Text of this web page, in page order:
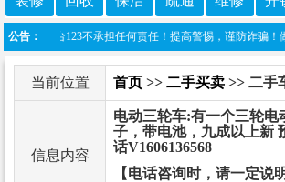
公告：
布，邢台123不承担任何责任！提高警惕，谨防诈骗！
当前位置 首页 >> 二手买卖 >> 二手
信息内容
电动三轮车:有一个三轮电
子，带电池，九成以上新
话V1606136568
【电话咨询时，请一定说